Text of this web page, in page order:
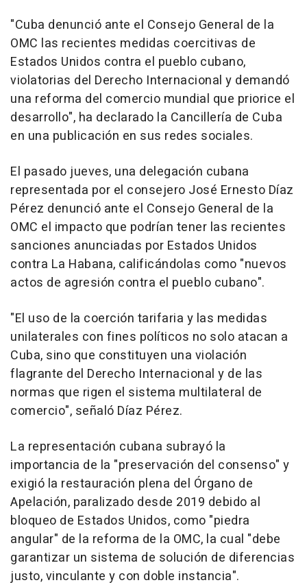
"Cuba denunció ante el Consejo General de la
OMC las recientes medidas coercitivas de
Estados Unidos contra el pueblo cubano,
violatorias del Derecho Internacional y demandó
una reforma del comercio mundial que priorice el
desarrollo", ha declarado la Cancillería de Cuba
en una publicación en sus redes sociales.
El pasado jueves, una delegación cubana
representada por el consejero José Ernesto Díaz
Pérez denunció ante el Consejo General de la
OMC el impacto que podrían tener las recientes
sanciones anunciadas por Estados Unidos
contra La Habana, calificándolas como "nuevos
actos de agresión contra el pueblo cubano".
"El uso de la coerción tarifaria y las medidas
unilaterales con fines políticos no solo atacan a
Cuba, sino que constituyen una violación
flagrante del Derecho Internacional y de las
normas que rigen el sistema multilateral de
comercio", señaló Díaz Pérez.
La representación cubana subrayó la
importancia de la "preservación del consenso" y
exigió la restauración plena del Órgano de
Apelación, paralizado desde 2019 debido al
bloqueo de Estados Unidos, como "piedra
angular" de la reforma de la OMC, la cual "debe
garantizar un sistema de solución de diferencias
justo, vinculante y con doble instancia".